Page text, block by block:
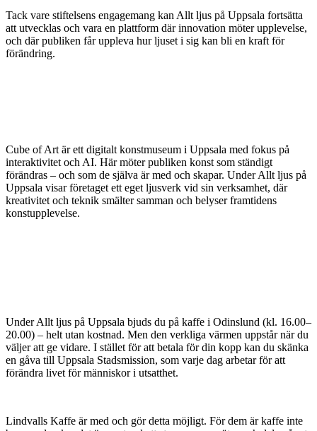
Tack vare stiftelsens engagemang kan Allt ljus på Uppsala fortsätta
att utvecklas och vara en plattform där innovation möter upplevelse,
och där publiken får uppleva hur ljuset i sig kan bli en kraft för
förändring.
Cube of Art är ett digitalt konstmuseum i Uppsala med fokus på
interaktivitet och AI. Här möter publiken konst som ständigt
förändras – och som de själva är med och skapar. Under Allt ljus på
Uppsala visar företaget ett eget ljusverk vid sin verksamhet, där
kreativitet och teknik smälter samman och belyser framtidens
konstupplevelse.
Under Allt ljus på Uppsala bjuds du på kaffe i Odinslund (kl. 16.00–
20.00) – helt utan kostnad. Men den verkliga värmen uppstår när du
väljer att ge vidare. I stället för att betala för din kopp kan du skänka
en gåva till Uppsala Stadsmission, som varje dag arbetar för att
förändra livet för människor i utsatthet.
Lindvalls Kaffe är med och gör detta möjligt. För dem är kaffe inte